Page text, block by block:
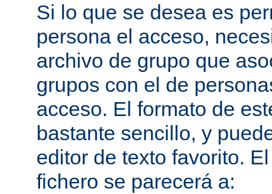
Si lo que se desea es
persona el acceso,
archivo de grupo que
grupos con el de
acceso. El formato de
bastante sencillo, y
editor de texto favorito.
fichero se parecerá a: